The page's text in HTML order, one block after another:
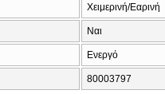
Χειμερινή/Εαρινή
Ναι
Ενεργό
80003797